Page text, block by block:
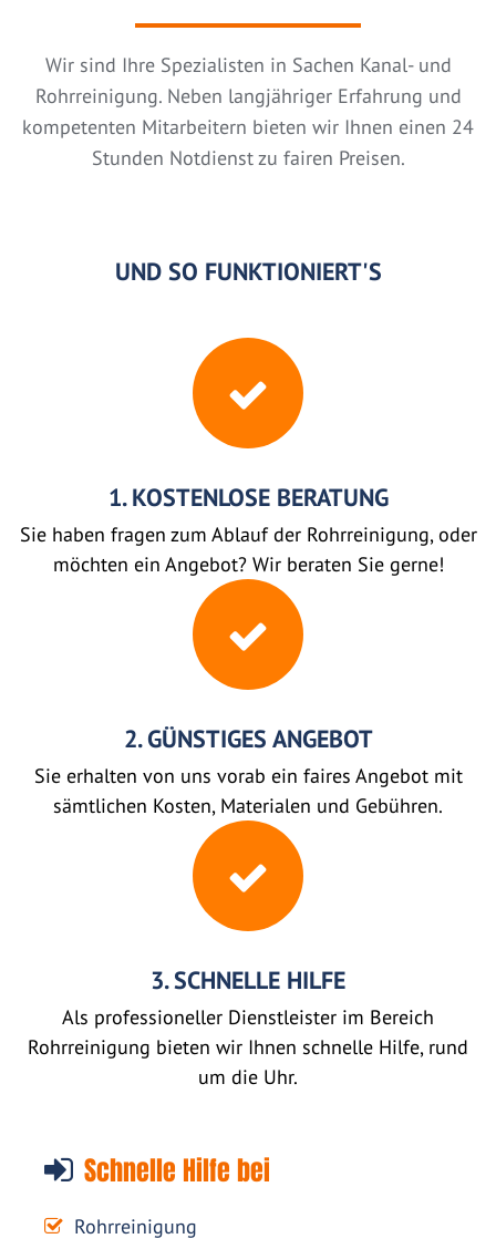
Wir sind Ihre Spezialisten in Sachen Kanal- und
Rohrreinigung. Neben langjähriger Erfahrung und
kompetenten Mitarbeitern bieten wir Ihnen einen 24
Stunden Notdienst zu fairen Preisen.
UND SO FUNKTIONIERT'S
1. KOSTENLOSE BERATUNG
Sie haben fragen zum Ablauf der Rohrreinigung, oder
möchten ein Angebot? Wir beraten Sie gerne!
2. GÜNSTIGES ANGEBOT
Sie erhalten von uns vorab ein faires Angebot mit
sämtlichen Kosten, Materialen und Gebühren.
3. SCHNELLE HILFE
Als professioneller Dienstleister im Bereich
Rohrreinigung bieten wir Ihnen schnelle Hilfe, rund
um die Uhr.
Schnelle Hilfe bei
Rohrreinigung